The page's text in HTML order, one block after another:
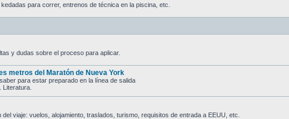
para correr, entrenos de técnica en la piscina, etc.
y dudas sobre el proceso para aplicar.
metros del Maratón de Nueva York
para estar preparado en la línea de salida
Literatura.
del viaje: vuelos, alojamiento, traslados, turismo, requisitos de entrada a EEUU, etc.